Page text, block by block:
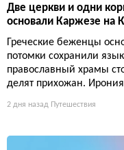
Две церкви и одни
основали Каржезе на
Греческие беженцы
потомки сохранили
православный храмы
делят прихожан.
2 дня назад Путешествия